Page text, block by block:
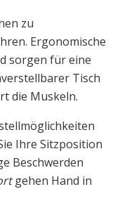
zu
Ergonomische
sorgen für eine
Tisch
die Muskeln.
Ihre Sitzposition
Beschwerden
gehen Hand in